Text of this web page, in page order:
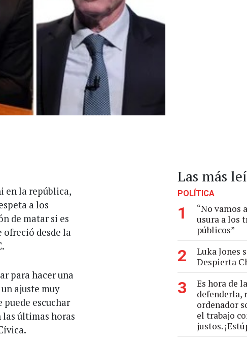
en la república,
a los
de matar si es
ofreció desde la
para hacer una
ajuste muy
puede escuchar
últimas horas
Las más
POLÍTICA
1
“No vamos
usura a los
públicos”
2
Luka Jones
Despierta
3
Es hora de
defenderla,
ordenador
el trabajo
justos.